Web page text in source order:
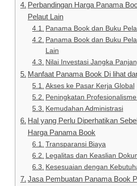
Perbandingan Harga Panama
Pelaut Lain
Panama Book dan Buku
Panama Book dan Buku
Lain
Nilai Investasi Jangka
Manfaat Panama Book Di lihat
Akses ke Pasar Kerja Global
Peningkatan
Kemudahan Administrasi
Hal yang Perlu Diperhatikan
Harga Panama Book
Transparansi Biaya
Legalitas dan Keaslian
Kesesuaian dengan
Jasa Pembuatan Panama Book